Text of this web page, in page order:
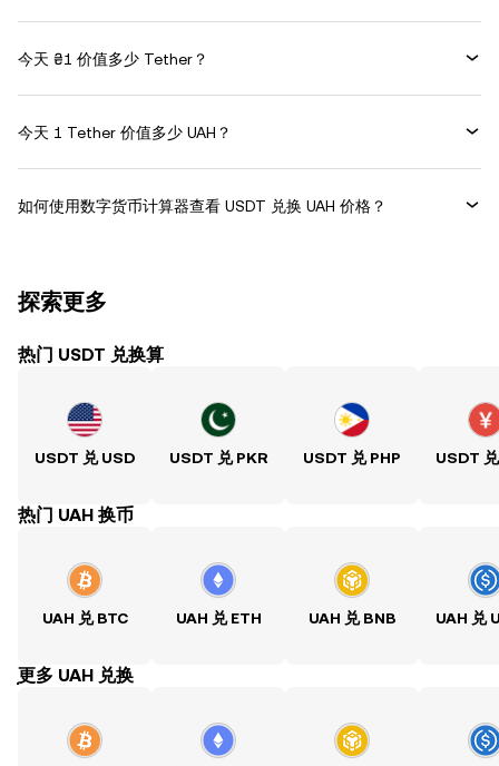
今天 ₴1 价值多少 Tether？
今天 1 Tether 价值多少 UAH？
如何使用数字货币计算器查看 USDT 兑换 UAH 价格？
探索更多
热门 USDT 兑换算
USDT 兑 USD USDT 兑 PKR USDT 兑 PHP USDT
热门 UAH 换币
UAH 兑 BTC UAH 兑 ETH UAH 兑 BNB UAH 兑
ִִִִִִִִִִִִִִִִִִִִִִִִִִִִִִִִִִִִִִִִִִִִִִִִ更多 UAH 兑换